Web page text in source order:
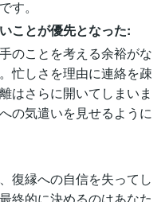
す。
ことが優先となった:
のことを考える余裕がな
忙しさを理由に連絡を疎
はさらに開いてしまいま
の気遣いを見せるように
復縁への自信を失ってし
終的に決めるのはあなた